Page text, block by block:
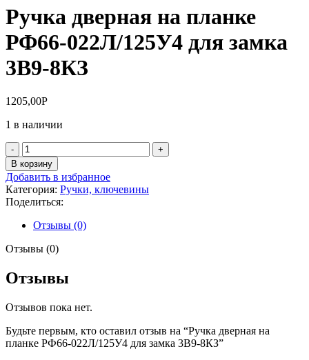
Ручка дверная на планке
РФ66-022Л/125У4 для замка
3В9-8КЗ
1205,00Р
1 в наличии
Количество
товара
Ручка
дверная
на
планке
РФ66-
022Л/125У4
для
8КЗ
В корзину
Добавить в избранное
Категория: Ручки, ключевины
Поделиться:
Отзывы (0)
Отзывы (0)
Отзывы
Отзывов пока нет.
Будьте первым, кто оставил отзыв на “Ручка дверная на
планке РФ66-022Л/125У4 для замка 3В9-8КЗ”